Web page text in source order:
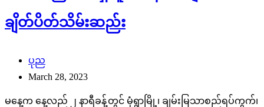
ချိတ်ပိတ်သိမ်းဆည်း
ပုည
March 28, 2023
မနေ့က နေ့လည် ၂ နာရီခန့်တွင် မုံရွာမြို့၊ ချမ်းမြသာစည်ရပ်ကွက်၊